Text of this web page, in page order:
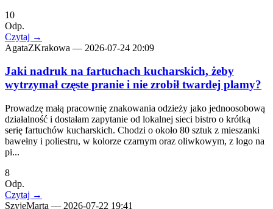
10
Odp.
Czytaj →
AgataZKrakowa — 2026-07-24 20:09
Jaki nadruk na fartuchach kucharskich, żeby
wytrzymał częste pranie i nie zrobił twardej plamy?
Prowadzę małą pracownię znakowania odzieży jako jednoosobową
działalność i dostałam zapytanie od lokalnej sieci bistro o krótką
serię fartuchów kucharskich. Chodzi o około 80 sztuk z mieszanki
bawełny i poliestru, w kolorze czarnym oraz oliwkowym, z logo na
pi...
8
Odp.
Czytaj →
SzyjeMarta — 2026-07-22 19:41